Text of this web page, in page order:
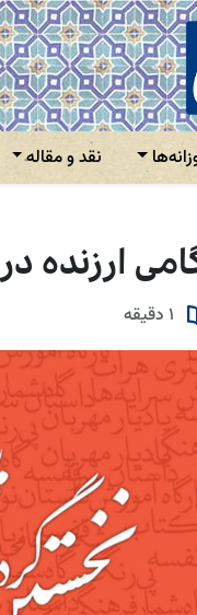
نقد و مقاله
ارزنده
1 دقیقه